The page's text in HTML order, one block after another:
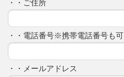
・・ご住所
・・電話番号※携帯電話番号も可
・・メールアドレス